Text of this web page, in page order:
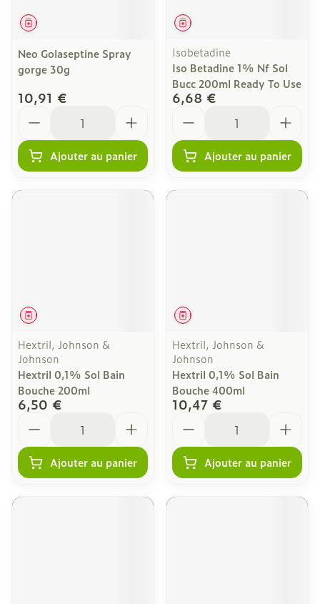
Médicament
Neo Golaseptine Spray
gorge 30g
10,91 €
Ajouter au panier
Médicament
Isobetadine
Iso Betadine 1% Nf Sol
Bucc 200ml Ready To Use
6,68 €
Ajouter au panier
Médicament
Hextril, Johnson &
Johnson
Hextril 0,1% Sol Bain
Bouche 200ml
6,50 €
Ajouter au panier
Médicament
Hextril, Johnson &
Johnson
Hextril 0,1% Sol Bain
Bouche 400ml
10,47 €
Ajouter au panier